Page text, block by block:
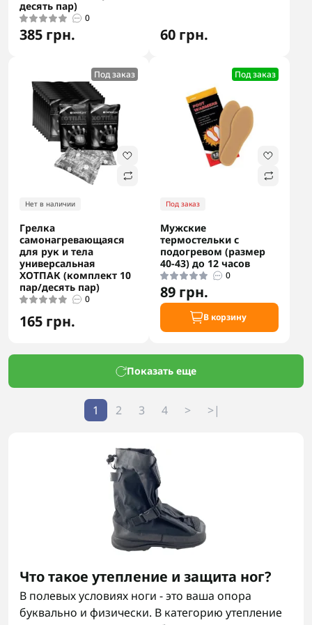
десять пар)
0
385 грн. 60 грн.
Под заказ
Нет в наличии
Грелка
самонагревающаяся
для рук и тела
универсальная
ХОТПАК (комплект 10
пар/десять пар)
0
165 грн.
Под заказ
Под заказ
Мужские
термостельки с
подогревом (размер
40-43) до 12 часов
0
89 грн.
В корзину
Показать еще
1 2 3 4 > >|
Что такое утепление и защита ног?
В полевых условиях ноги - это ваша опора
буквально и физически. В категорию утепление